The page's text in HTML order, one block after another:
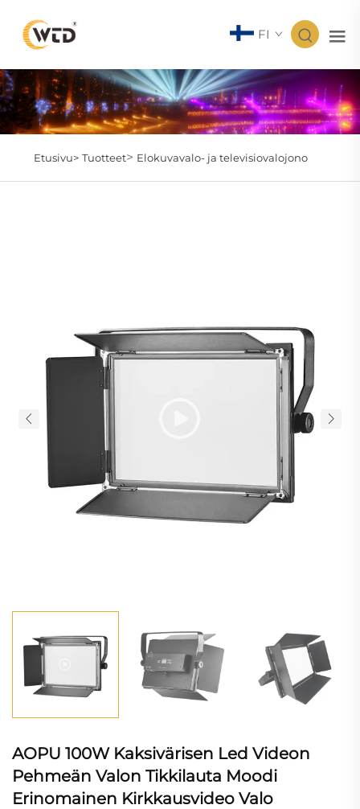
FI
Etusivu> Tuotteet> Elokuvavalo- ja televisiovalojono
AOPU 100W Kaksivärisen Led Videon
Pehmeän Valon Tikkilauta Moodi
Erinomainen Kirkkausvideo Valo